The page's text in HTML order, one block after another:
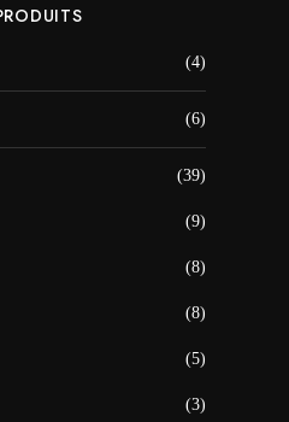
(4)
(6)
(39)
(9)
(8)
(8)
(5)
(3)